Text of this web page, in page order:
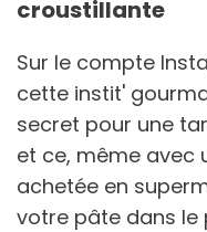
croustillante
Sur le compte
cette instit'
secret pour une
et ce, même avec
achetée en
votre pâte dans le